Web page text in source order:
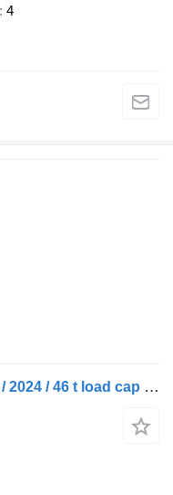
4
Langendorf low-bed semi-trailer / 2024 / 46 t load cap / 2 units